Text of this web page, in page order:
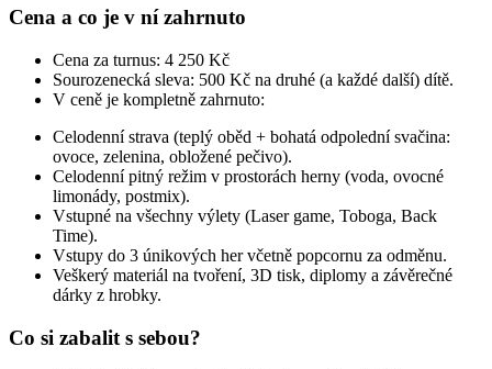
Cena a co je v ní zahrnuto
Cena za turnus: 4 250 Kč
Sourozenecká sleva: 500 Kč na druhé (a každé další) dítě.
V ceně je kompletně zahrnuto:
Celodenní strava (teplý oběd + bohatá odpolední svačina:
ovoce, zelenina, obložené pečivo).
Celodenní pitný režim v prostorách herny (voda, ovocné
limonády, postmix).
Vstupné na všechny výlety (Laser game, Toboga, Back
Time).
Vstupy do 3 únikových her včetně popcornu za odměnu.
Veškerý materiál na tvoření, 3D tisk, diplomy a závěrečné
dárky z hrobky.
Co si zabalit s sebou?